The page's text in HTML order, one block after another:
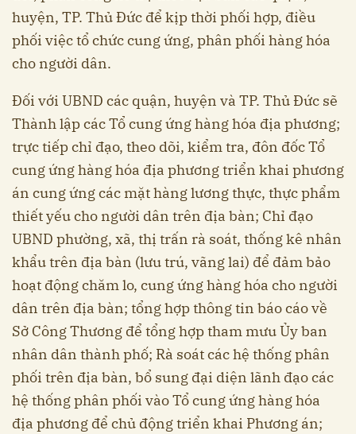
huyện, TP. Thủ Đức để kịp thời phối hợp, điều
phối việc tổ chức cung ứng, phân phối hàng hóa
cho người dân.
Đối với UBND các quận, huyện và TP. Thủ Đức sẽ
Thành lập các Tổ cung ứng hàng hóa địa phương;
trực tiếp chỉ đạo, theo dõi, kiểm tra, đôn đốc Tổ
cung ứng hàng hóa địa phương triển khai phương
án cung ứng các mặt hàng lương thực, thực phẩm
thiết yếu cho người dân trên địa bàn; Chỉ đạo
UBND phường, xã, thị trấn rà soát, thống kê nhân
khẩu trên địa bàn (lưu trú, vãng lai) để đảm bảo
hoạt động chăm lo, cung ứng hàng hóa cho người
dân trên địa bàn; tổng hợp thông tin báo cáo về
Sở Công Thương để tổng hợp tham mưu Ủy ban
nhân dân thành phố; Rà soát các hệ thống phân
phối trên địa bàn, bổ sung đại diện lãnh đạo các
hệ thống phân phối vào Tổ cung ứng hàng hóa
địa phương để chủ động triển khai Phương án;